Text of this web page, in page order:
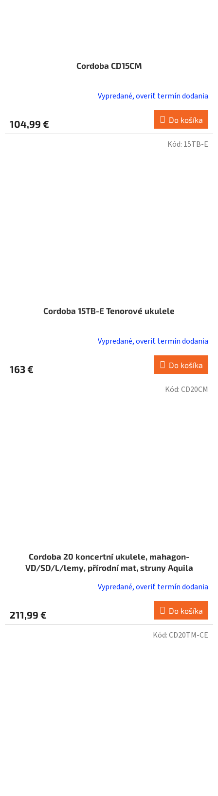
Cordoba CD15CM
Vypredané, overiť termín dodania
104,99 € Do košíka
Cordoba 15TB-E Tenorové ukulele
Vypredané, overiť termín dodania
163 € Do košíka
Kód: 15TB-E
Cordoba 20 koncertní ukulele, mahagon-
VD/SD/L/lemy, přírodní mat, struny Aquila
Vypredané, overiť termín dodania
211,99 € Do košíka
Kód:CD20CM
Kód:CD20TM-CE